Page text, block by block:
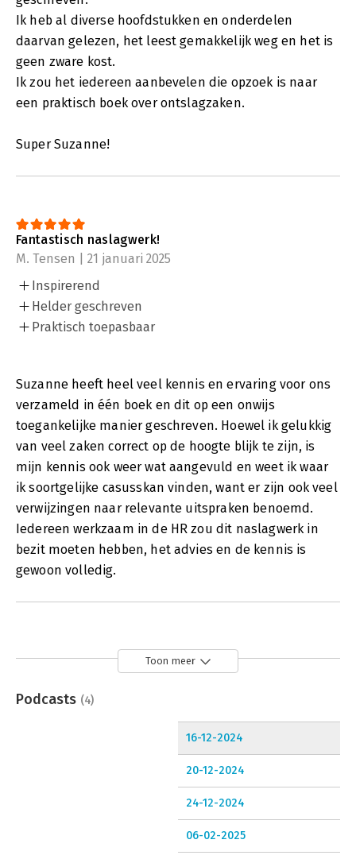
Ik heb al diverse hoofdstukken en onderdelen
daarvan gelezen, het leest gemakkelijk weg en het is
geen zware kost.
Ik zou het iedereen aanbevelen die opzoek is naar
een praktisch boek over ontslagzaken.
Super Suzanne!
Fantastisch naslagwerk!
M. Tensen | 21 januari 2025
Inspirerend
Helder geschreven
Praktisch toepasbaar
Suzanne heeft heel veel kennis en ervaring voor ons
verzameld in één boek en dit op een onwijs
toegankelijke manier geschreven. Hoewel ik gelukkig
van veel zaken correct op de hoogte blijk te zijn, is
mijn kennis ook weer wat aangevuld en weet ik waar
ik soortgelijke casusskan vinden, want er zijn ook veel
verwijzingen naar relevante uitspraken benoemd.
Iedereen werkzaam in de HR zou dit naslagwerk in
bezit moeten hebben, het advies en de kennis is
gewoon volledig.
Toon meer
Podcasts (4)
16-12-2024
20-12-2024
24-12-2024
06-02-2025